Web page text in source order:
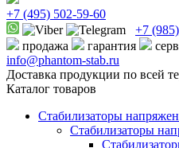
+7 (495) 502-59-60
+7 (985)
продажа
гарантия
info@phantom-stab.ru
Доставка продукции по всей
Каталог товаров
Стабилизаторы
Cтабилизаторы